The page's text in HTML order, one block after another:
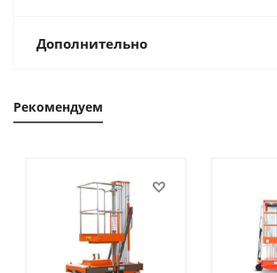
Дополнительно
Рекомендуем